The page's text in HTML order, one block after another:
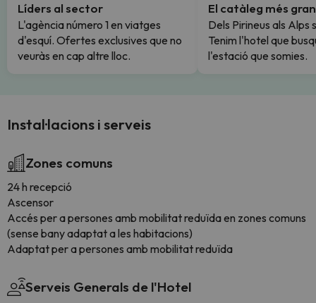
Líders al sector
L'agència número 1 en viatges
d'esquí. Ofertes exclusives que no
veuràs en cap altre lloc.
El catàleg més gran
Dels Pirineus als Alps
Tenim l'hotel que
l'estació que somies.
Instal·lacions i serveis
Zones comuns
24 h recepció
Ascensor
Accés per a persones amb mobilitat reduïda en zones comuns
(sense bany adaptat a les habitacions)
Adaptat per a persones amb mobilitat reduïda
Serveis Generals de l'Hotel